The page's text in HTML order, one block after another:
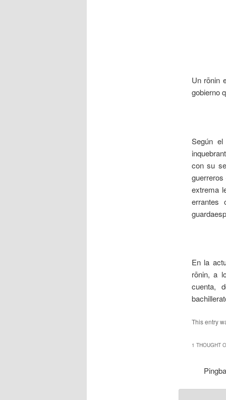
Un rōnin
gobierno
Según
con su
extrema
errantes
En la
rōnin, a
cuenta,
This entry
1 THOUGHT